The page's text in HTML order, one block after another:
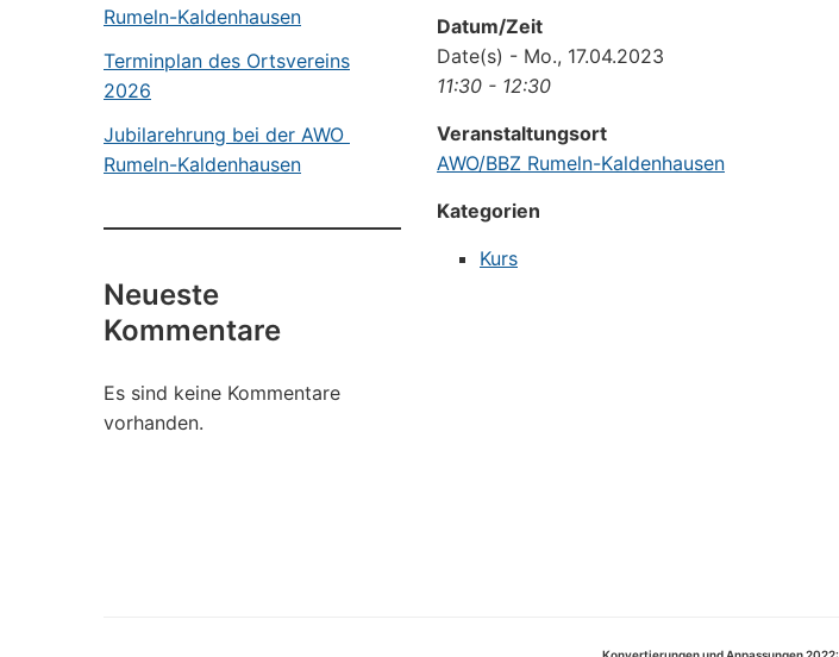
Rumeln-Kaldenhausen
Terminplan des Ortsvereins
2026
Jubilarehrung bei der AWO
Rumeln-Kaldenhausen
Neueste
Kommentare
Es sind keine Kommentare
vorhanden.
Datum/Zeit
Date(s) - Mo., 17.04.2023
11:30 - 12:30
Veranstaltungsort
AWO/BBZ Rumeln-Kaldenhausen
Kategorien
Kurs